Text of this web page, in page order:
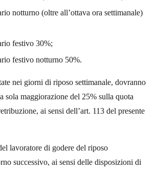
notturno (oltre all’ottava ora settimanale)
festivo 30%;
festivo notturno 50%.
nei giorni di riposo settimanale, dovranno
sola maggiorazione del 25% sulla quota
ai sensi dell’art. 113 del presente
lavoratore di godere del riposo
successivo, ai sensi delle disposizioni di